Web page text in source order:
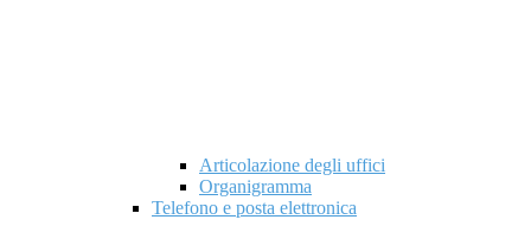
Articolazione degli uffici
Organigramma
Telefono e posta elettronica